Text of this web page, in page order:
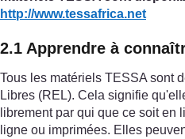
http://www.tessafrica.net
2.1 Apprendre à
Tous les matériels TESSA sont
Libres (REL). Cela signifie
librement par qui que ce soit en
ligne ou imprimées. Elles